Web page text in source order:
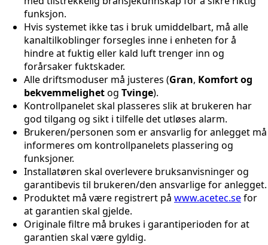
funksjon.
Hvis systemet ikke tas i bruk umiddelbart, må alle
kanaltilkoblinger forsegles inne i enheten for å
hindre at fuktig eller kald luft trenger inn og
forårsaker fuktskader.
Alle driftsmoduser må justeres (Gran, Komfort og
bekvemmelighetog Tvinge).
Kontrollpanelet skal plasseres slik at brukeren har
god tilgang og sikt i tilfelle det utløses alarm.
Brukeren/personen som er ansvarlig for anlegget må
informeres om kontrollpanelets plassering og
funksjoner.
Installatøren skal overlevere bruksanvisninger og
garantibevis til brukeren/den ansvarlige for anlegget.
Produktet må være registrert på www.acetec.sefor
at garantien skal gjelde.
Originale filtre må brukes i garantiperioden for at
garantien skal være gyldig.